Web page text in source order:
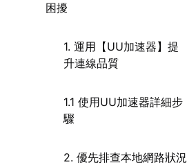
困擾
1. 運用【UU加速器】提
升連線品質
1.1 使用UU加速器詳細步
驟
2. 優先排查本地網路狀況